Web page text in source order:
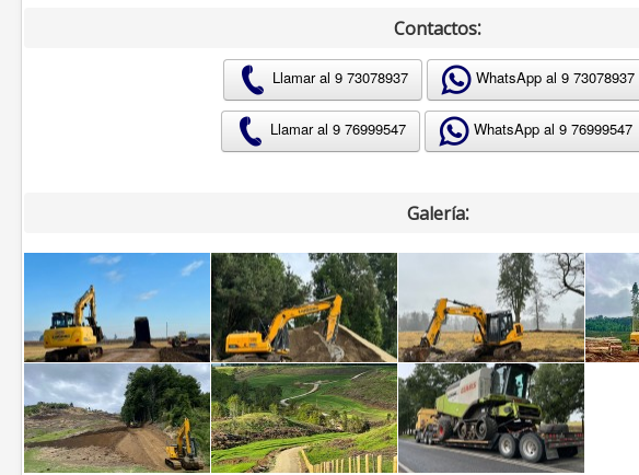
Contactos:
Llamar al 9 73078937 WhatsApp al 9 73078937
Llamar al 9 76999547 WhatsApp al 9 76999547
Galería: